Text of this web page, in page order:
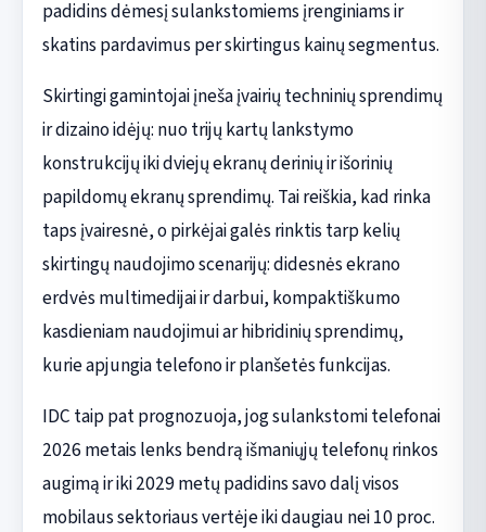
padidins dėmesį sulankstomiems įrenginiams ir
skatins pardavimus per skirtingus kainų segmentus.
Skirtingi gamintojai įneša įvairių techninių sprendimų
ir dizaino idėjų: nuo trijų kartų lankstymo
konstrukcijų iki dviejų ekranų derinių ir išorinių
papildomų ekranų sprendimų. Tai reiškia, kad rinka
taps įvairesnė, o pirkėjai galės rinktis tarp kelių
skirtingų naudojimo scenarijų: didesnės ekrano
erdvės multimedijai ir darbui, kompaktiškumo
kasdieniam naudojimui ar hibridinių sprendimų,
kurie apjungia telefono ir planšetės funkcijas.
IDC taip pat prognozuoja, jog sulankstomi telefonai
2026 metais lenks bendrą išmaniųjų telefonų rinkos
augimą ir iki 2029 metų padidins savo dalį visos
mobilaus sektoriaus vertėje iki daugiau nei 10 proc.